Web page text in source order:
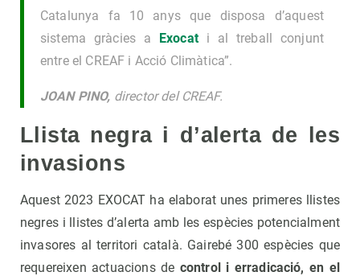
Catalunya fa 10 anys que disposa d’aquest
sistema gràcies a
Exocat i al treball conjunt
entre el CREAF i Acció Climàtica”.
JOAN PINO, director del CREAF.
Llista negra i d’alerta de les
invasions
Aquest 2023 EXOCAT ha elaborat unes primeres llistes
negres i llistes d’alerta amb les espècies potencialment
invasores al territori català. Gairebé 300 espècies que
requereixen actuacions de control i erradicació, en el